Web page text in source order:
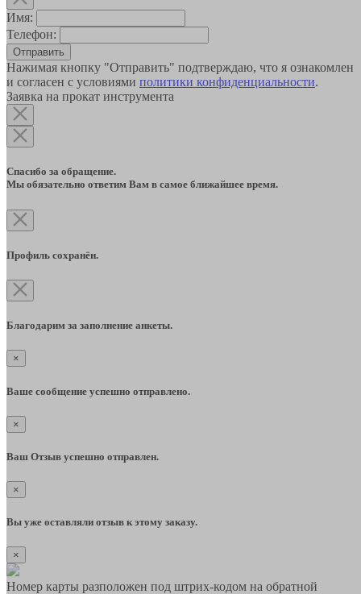
Имя:
Телефон:
Отправить
Нажимая кнопку "Отправить" подтверждаю, что я ознакомлен
и согласен с условиями политики конфиденциальности.
Заявка на прокат инструмента
Спасибо за обращение.
Мы обязательно ответим Вам в самое ближайшее время.
Профиль сохранён.
Благодарим за заполнение анкеты.
×
Ваше сообщение успешно отправлено.
×
Ваш Отзыв успешно отправлен.
×
Вы уже оставляли отзыв к этому заказу.
×
Номер карты разположен под штрих-кодом на обратной